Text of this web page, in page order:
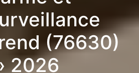
(76630)
2026